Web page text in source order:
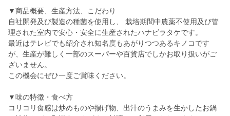
▼商品概要、生産方法、こだわり
自社開発及び製造の種菌を使用し、 栽培期間中農薬不使用及び管
理された室内で安心・安全に生産されたハナビラタケです。
最近はテレビでも紹介され知名度もあがりつつあるキノコです
が、生産が難しく一部のスーパーや百貨店でしかお取り扱いがご
ざいません。
この機会にぜひ一度ご賞味ください。
▼味の特徴・食べ方
コリコリ食感は炒めものや揚げ物、出汁のうまみを生かしたお鍋